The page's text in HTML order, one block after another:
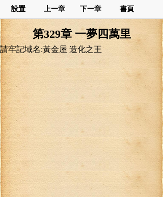
設置 上一章 下一章 書頁
第329章 一夢四萬里
請牢記域名:黃金屋 造化之王